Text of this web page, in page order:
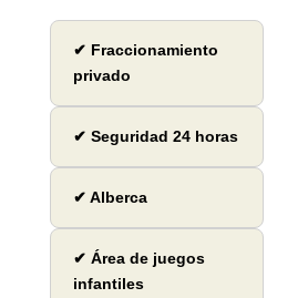
✔ Fraccionamiento
privado
✔ Seguridad 24 horas
✔ Alberca
✔ Área de juegos
infantiles